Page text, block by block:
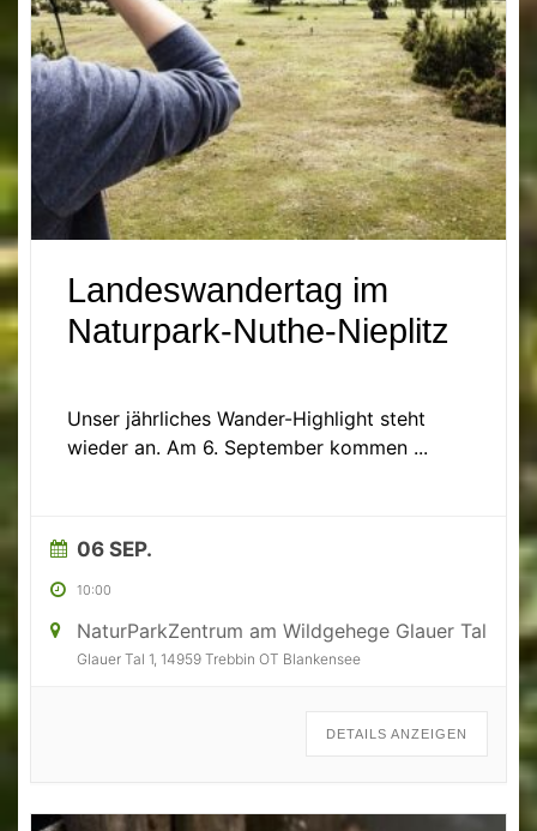
Landeswandertag im
Naturpark-Nuthe-Nieplitz
Unser jährliches Wander-Highlight steht
wieder an. Am 6. September kommen ...
06 SEP.
10:00
NaturParkZentrum am Wildgehege Glauer Tal
Glauer Tal 1, 14959 Trebbin OT Blankensee
DETAILS ANZEIGEN